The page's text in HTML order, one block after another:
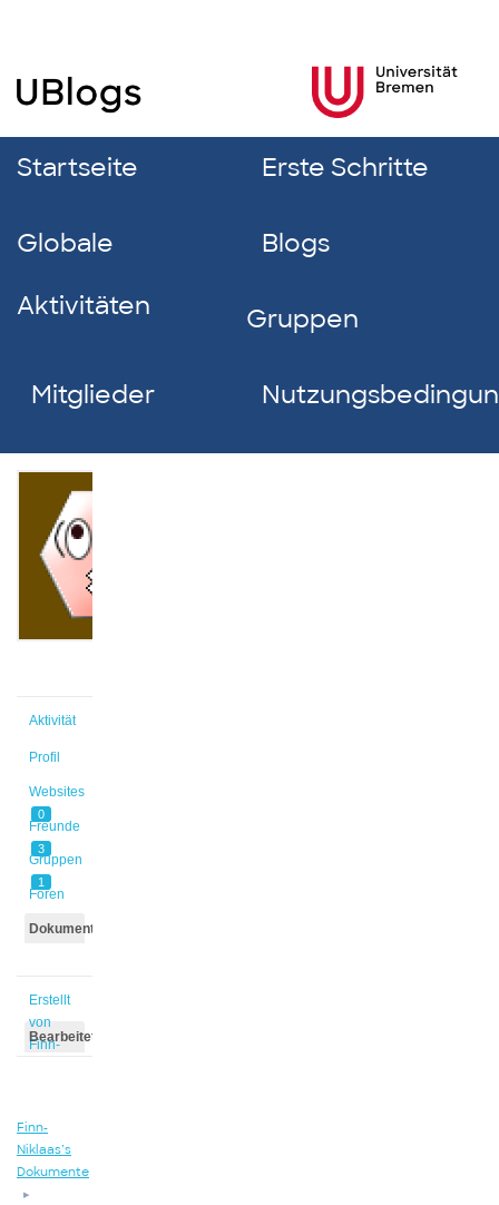
Startseite Erste Schritte
Globale
Aktivitäten
Blogs
Gruppen
Mitglieder
Aktivität
Profil
Websites
0
Freunde
3
Gruppen
1
Foren
Dokumente
Erstellt
von
Finn-
Bearbeitet
Finn-
Niklaas’s
Dokumente
▸